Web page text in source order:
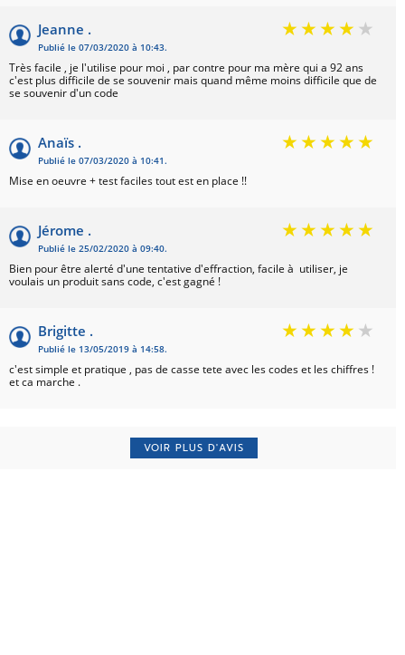
Jeanne .
Publié le 07/03/2020 à 10:43.
Très facile , je l'utilise pour moi , par contre pour ma mère qui a 92 ans
c'est plus difficile de se souvenir mais quand même moins difficile que de
se souvenir d'un code
Anaïs .
Publié le 07/03/2020 à 10:41.
Mise en oeuvre + test faciles tout est en place !!
Jérome .
Publié le 25/02/2020 à 09:40.
Bien pour être alerté d'une tentative d'effraction, facile à utiliser, je
voulais un produit sans code, c'est gagné !
Brigitte .
Publié le 13/05/2019 à 14:58.
c'est simple et pratique , pas de casse tete avec les codes et les chiffres !
et ca marche .
VOIR PLUS D'AVIS